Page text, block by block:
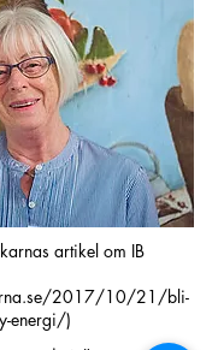
artikel om IB
2017/10/21/bli-
energi/)